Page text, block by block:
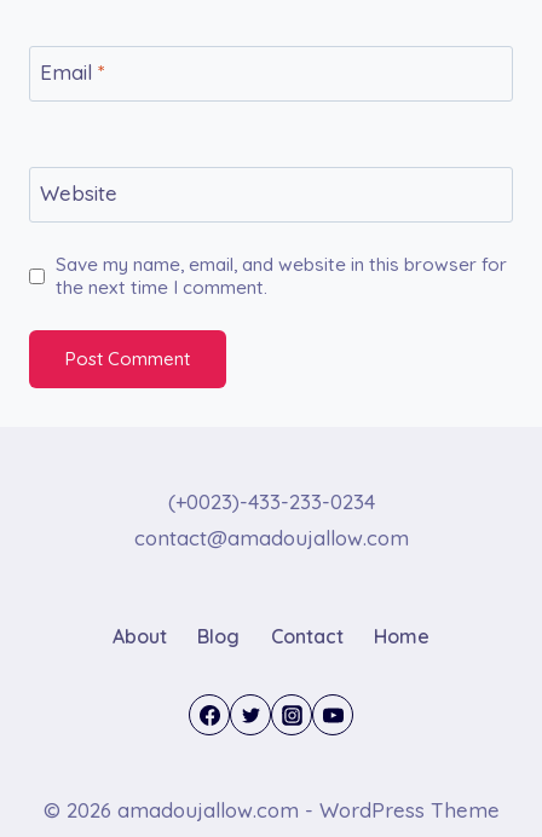
Email *
Website
Save my name, email, and website in this browser for
the next time I comment.
(+0023)-433-233-0234
contact@amadoujallow.com
About Blog Contact Home
© 2026 amadoujallow.com - WordPress Theme